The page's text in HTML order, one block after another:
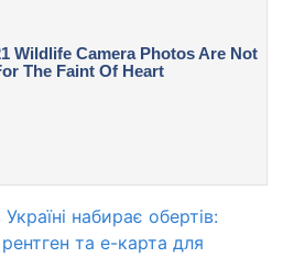
набирає обертів:
та е-карта для